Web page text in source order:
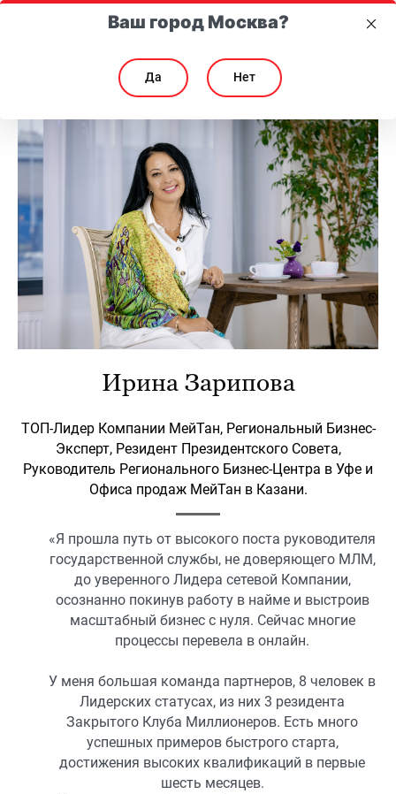
Ирина Зарипова
ТОП-Лидер Компании МейТан, Региональный Бизнес-
Эксперт, Резидент Президентского Совета,
Руководитель Регионального Бизнес-Центра в Уфе и
Офиса продаж МейТан в Казани.
«Я прошла путь от высокого поста руководителя
государственной службы, не доверяющего МЛМ,
до уверенного Лидера сетевой Компании,
осознанно покинув работу в найме и выстроив
масштабный бизнес с нуля. Сейчас многие
процессы перевела в онлайн.
У меня большая команда партнеров, 8 человек в
Лидерских статусах, из них 3 резидента
Закрытого Клуба Миллионеров. Есть много
успешных примеров быстрого старта,
достижения высоких квалификаций в первые
шесть месяцев.
Ваш город Москва?
Да Нет